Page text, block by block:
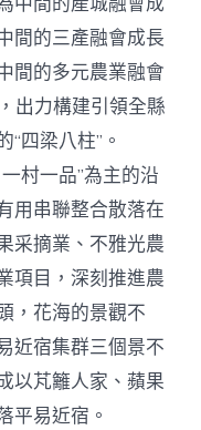
間的三產融會成長
間的多元農業融會
出力構建引領全縣
四梁八柱”。
村一品”為主的沿
用串聯整合散落在
采摘業、不雅光農
項目，深刻推進農
，花海的景觀不
近宿集群三個景不
以芃籬人家、蘋果
平易近宿。